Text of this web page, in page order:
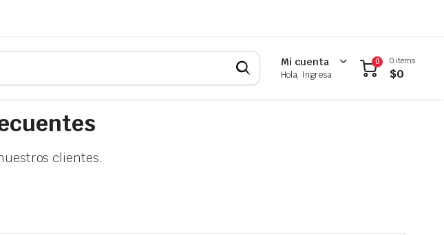
Mi cuenta
Hola, Ingresa
0 0 items
$0
clientes.